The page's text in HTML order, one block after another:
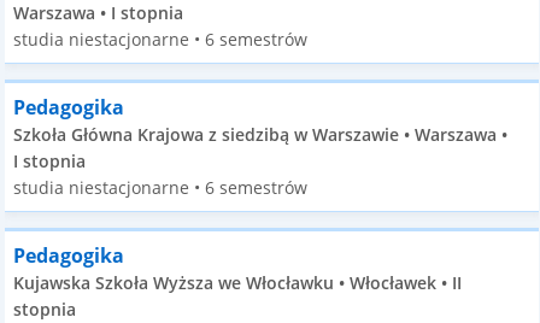
Warszawa • I stopnia
studia niestacjonarne • 6 semestrów
Pedagogika
Szkoła Główna Krajowa z siedzibą w Warszawie • Warszawa •
I stopnia
studia niestacjonarne • 6 semestrów
Pedagogika
Kujawska Szkoła Wyższa we Włocławku • Włocławek • II
stopnia